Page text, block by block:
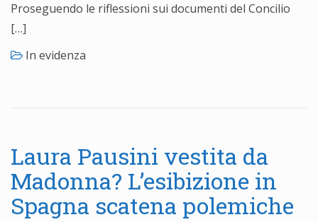
Proseguendo le riflessioni sui documenti del Concilio
[…]
In evidenza
Laura Pausini vestita da
Madonna? L’esibizione in
Spagna scatena polemiche